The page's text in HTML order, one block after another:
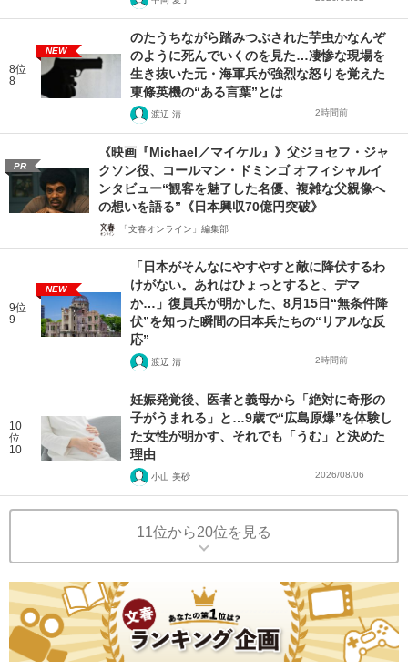
8位
8
NEW
のたうちながら踏みつぶされた芋虫かなんぞ
のように死んでいくのを見た…凄惨な現場を
生き抜いた元・海軍兵が強烈な怒りを覚えた
東條英機の“ある言葉”とは
渡辺 清 2時間前
PR
《映画『Michael／マイケル』》父ジョセフ・ジャ
クソン役、コールマン・ドミンゴ オフィシャルイ
ンタビュー“観客を魅了した名優、複雑な父親像へ
の想いを語る”《日本興収70億円突破》
「文春オンライン」編集部
9位
9
NEW
「日本がそんなにやすやすと敵に降伏するわ
けがない。あれはひょっとすると、デマ
か…」復員兵が明かした、8月15日“無条件降
伏”を知った瞬間の日本兵たちの“リアルな反
応”
渡辺 清 2時間前
10
位
10
妊娠発覚後、医者と義母から「絶対に奇形の
子がうまれる」と…9歳で“広島原爆”を体験し
た女性が明かす、それでも「うむ」と決めた
理由
小山 美砂 2026/08/06
11位から20位を見る